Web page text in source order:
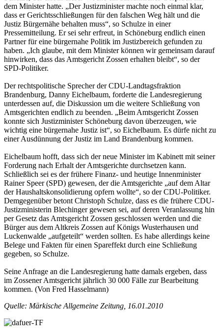
dem Minister hatte. „Der Justizminister machte noch einmal klar,
dass er Gerichtsschließungen für den falschen Weg hält und die
Justiz Bürgernähe behalten muss“, so Schulze in einer
Pressemitteilung. Er sei sehr erfreut, in Schöneburg endlich einen
Partner für eine bürgernahe Politik im Justizbereich gefunden zu
haben. „Ich glaube, mit dem Minister können wir gemeinsam darauf
hinwirken, dass das Amtsgericht Zossen erhalten bleibt“, so der
SPD-Politiker.
Der rechtspolitische Sprecher der CDU-Landtagsfraktion
Brandenburg, Danny Eichelbaum, forderte die Landesregierung
unterdessen auf, die Diskussion um die weitere Schließung von
Amtsgerichten endlich zu beenden. „Beim Amtsgericht Zossen
konnte sich Justizminister Schöneburg davon überzeugen, wie
wichtig eine bürgernahe Justiz ist“, so Eichelbaum. Es dürfe nicht zu
einer Ausdünnung der Justiz im Land Brandenburg kommen.
Eichelbaum hofft, dass sich der neue Minister im Kabinett mit seiner
Forderung nach Erhalt der Amtsgerichte durchsetzen kann.
Schließlich sei es der frühere Finanz- und heutige Innenminister
Rainer Speer (SPD) gewesen, der die Amtsgerichte „auf dem Altar
der Haushaltskonsolidierung opfern wollte“, so der CDU-Politiker.
Demgegenüber betont Christoph Schulze, dass es die frühere CDU-
Justizministerin Blechinger gewesen sei, auf deren Veranlassung hin
per Gesetz das Amtsgericht Zossen geschlossen werden und die
Bürger aus dem Altkreis Zossen auf Königs Wusterhausen und
Luckenwalde „aufgeteilt“ werden sollten. Es habe allerdings keine
Belege und Fakten für einen Spareffekt durch eine Schließung
gegeben, so Schulze.
Seine Anfrage an die Landesregierung hatte damals ergeben, dass
im Zossener Amtsgericht jährlich 30 000 Fälle zur Bearbeitung
kommen. (Von Fred Hasselmann)
Quelle: Märkische Allgemeine Zeitung, 16.01.2010